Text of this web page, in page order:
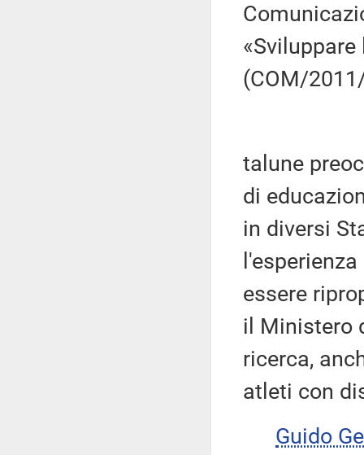
(COM/
talune
di
in diversi
essere
il Ministero
ricerca,
atleti con
Guido